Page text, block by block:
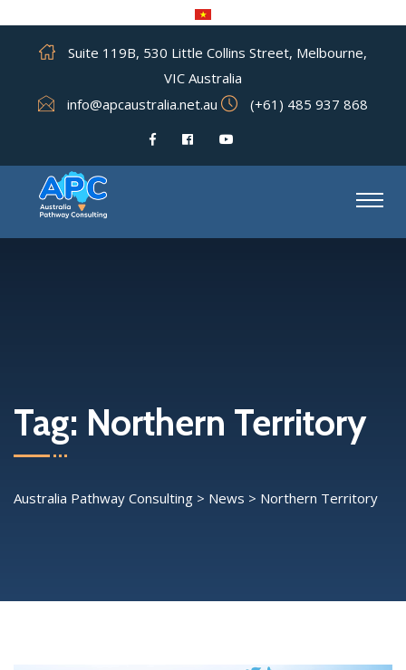
Suite 119B, 530 Little Collins Street, Melbourne,
VIC Australia
info@apcaustralia.net.au
(+61) 485 937 868
Tag: Northern Territory
Australia Pathway Consulting > News > Northern Territory